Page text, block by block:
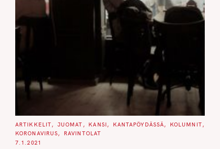
C
T
E
ARTIKKELIT JUOMAT KANSI KANTAPÖYDÄSSÄ
KOLUMNIT
KORONAVIRUS
RAVINTOLAT
7.1.2021